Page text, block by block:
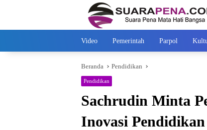
Video Pemerintah Parpol
Beranda Pendidikan
Pendidikan
Sachrudin Minta
Inovasi